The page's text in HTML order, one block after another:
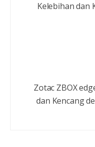
Kelebihan dan
Zotac ZBOX
dan Kencang